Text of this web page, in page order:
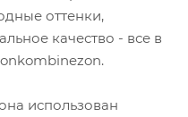
оттенки,
качество - все в
использован